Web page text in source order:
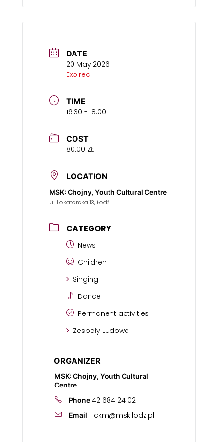
DATE
20 May 2026
Expired!
TIME
16:30 - 18:00
COST
80.00 ZŁ
LOCATION
MSK: Chojny, Youth Cultural Centre
ul. Lokatorska 13, Łodź
CATEGORY
News
Children
Singing
Dance
Permanent activities
Zespoły Ludowe
ORGANIZER
MSK: Chojny, Youth Cultural
Centre
Phone 42 684 24 02
Email ckm@msk.lodz.pl